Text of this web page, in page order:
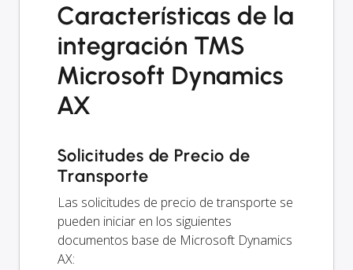
Características de la
integración TMS
Microsoft Dynamics
AX
Solicitudes de Precio de
Transporte
Las solicitudes de precio de transporte se
pueden iniciar en los siguientes
documentos base de Microsoft Dynamics
AX: